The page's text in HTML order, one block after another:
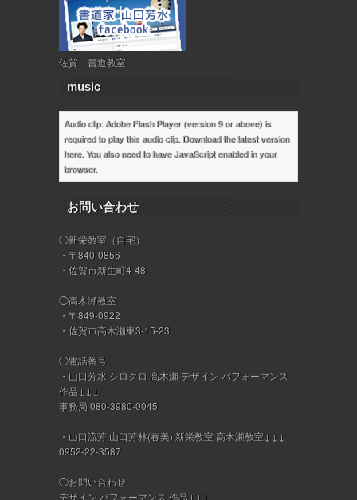
佐賀 書道教室
music
Audio clip: Adobe Flash Player (version 9 or above) is
required to play this audio clip. Download the latest version
here. You also need to have JavaScript enabled in your
browser.
お問い合わせ
◯新栄教室（自宅）
・〒840-0856
・佐賀市新生町4-48
◯高木瀬教室
・〒849-0922
・佐賀市高木瀬東3-15-23
◯電話番号
・山口芳水 シロクロ 高木瀬 デザイン パフォーマンス
作品↓↓↓
事務局 080-3980-0045
・山口流芳 山口芳林(春美) 新栄教室 高木瀬教室↓↓↓
0952-22-3587
◯お問い合わせ
デザイン パフォーマンス 作品↓↓↓